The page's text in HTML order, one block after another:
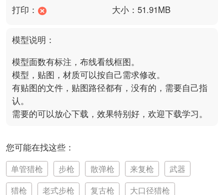
打印：
大小：51.91MB
模型说明：
模型面数有标注，布线看线框图。
模型，贴图，材质可以按自己需求修改。
有贴图的文件，贴图路径都有，没有的，需要自己指
认。
需要的可以放心下载，效果特别好，欢迎下载学习。
您可能在找这些：
单管猎枪 步枪 散弹枪 来复枪
武器
猎枪
老式步枪 复古枪
大口径猎枪